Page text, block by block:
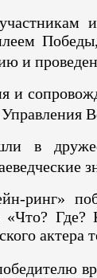
Победы,
и
и
в
ринг»